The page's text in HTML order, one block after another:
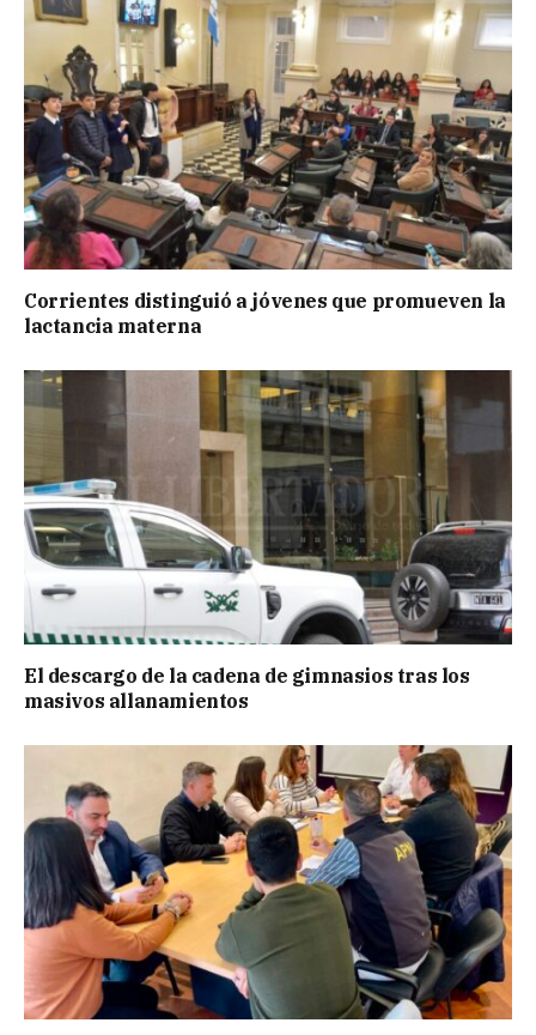
Corrientes distinguió a jóvenes que promueven la
lactancia materna
El descargo de la cadena de gimnasios tras los
masivos allanamientos